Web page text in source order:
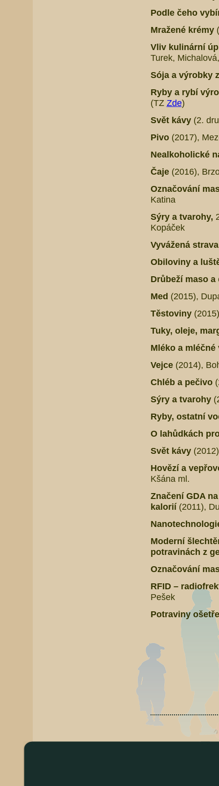
Podle čeho
Mražené krémy
Vliv kulinární
Turek,
Sója a výrobky
Ryby a rybí
(TZ Zde)
Svět kávy(2.
Pivo (2017),
Nealkoholické
Čaje(2016),
Označování
Katina
Sýry a tvarohy,
Kopáček
Vyvážená
Obiloviny a
Drůbeží maso
Med (2015),
Těstoviny
Tuky, oleje,
Mléko a
Vejce (2014),
Chléb a pečivo
Sýry a tvarohy
Ryby, ostatní
O lahůdkách
Svět kávy
Hovězí a
Kšána ml.
Značení GDA
kalorií(2011),
Moderní
potravinách z
Označování
RFID –
Pešek
Potraviny